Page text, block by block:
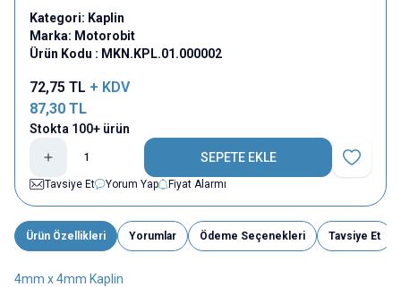
Kategori: Kaplin
Marka: Motorobit
Ürün Kodu : MKN.KPL.01.000002
72,75 TL + KDV
87,30 TL
Stokta 100+ ürün
SEPETE EKLE
Favoriye
Tavsiye Et
Yorum Yap Fiyat Alarmı
Ürün Özellikleri Yorumlar Ödeme Seçenekleri Tavsiye Et
4mm x 4mm Kaplin